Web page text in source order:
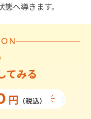
へ導きます。
てみる
円 （税込）